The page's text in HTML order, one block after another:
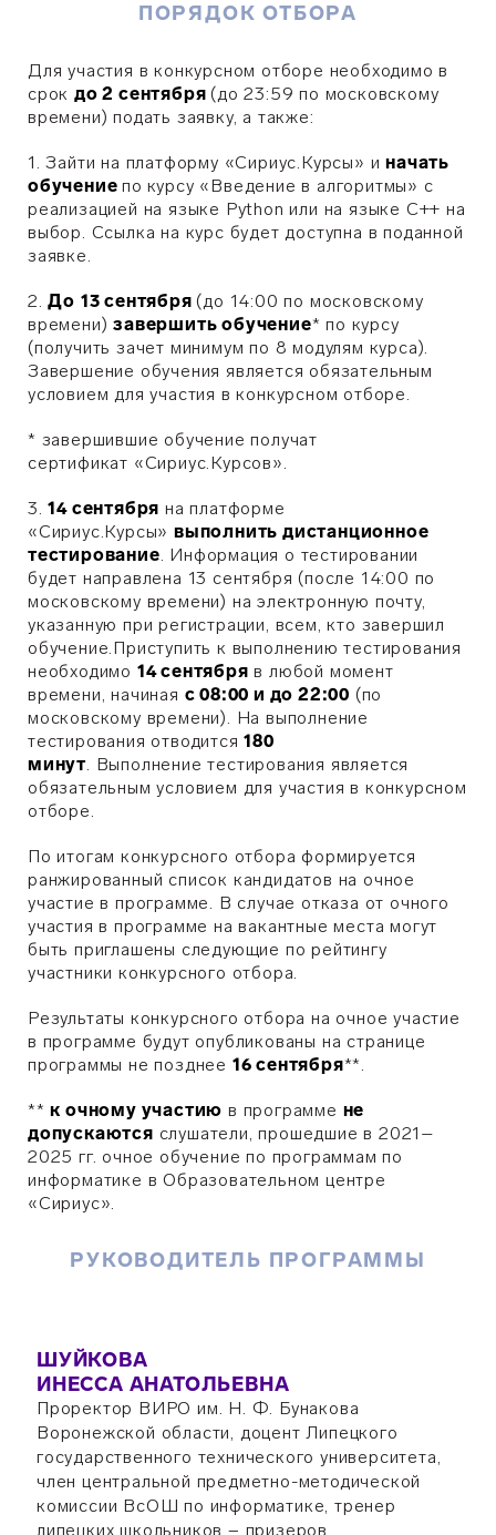
ПОРЯДОК ОТБОРА
Для участия в конкурсном отборе необходимо в
срок до 2 сентября (до 23:59 по московскому
времени) подать заявку, а также:
1. Зайти на платформу «Сириус.Курсы» иначать
обучениепо курсу «Введение в алгоритмы» с
реализацией на языке Python или на языке C++ на
выбор. Ссылка на курс будет доступна в поданной
заявке.
2.До 13сентября (до 14:00 по московскому
времени)завершить обучение* по курсу
(получить зачет минимум по 8 модулям курса).
Завершение обучения является обязательным
условием для участия в конкурсном отборе.
* завершившие обучениеполучат
сертификат «Сириус.Курсов».
3.14 сентября на платформе
«Сириус.Курсы»выполнить дистанционное
тестирование. Информация о тестировании
будет направлена 13 сентября (после 14:00 по
московскому времени) на электронную почту,
указанную при регистрации, всем, кто завершил
обучение.Приступить к выполнению тестирования
необходимо 14 сентября в любой момент
времени, начиная с 08:00 и до 22:00 (по
московскому времени). На выполнение
тестирования отводится180
минут. Выполнение тестирования является
обязательным условием для участия в конкурсном
отборе.
По итогам конкурсного отбора формируется
ранжированный список кандидатов на очное
участие в программе. В случае отказа от очного
участия в программе на вакантные места могут
быть приглашены следующие по рейтингу
участники конкурсного отбора.
Результаты конкурсного отбора на очное участие
в программе будут опубликованы на странице
программы не позднее 16 сентября**.
** к очному участию в программе не
допускаются слушатели, прошедшие в 2021–
2025 гг. очное обучение по программам по
информатике в Образовательном центре
«Сириус».
РУКОВОДИТЕЛЬ ПРОГРАММЫ
ШУЙКОВА
ИНЕССА АНАТОЛЬЕВНА
Проректор ВИРО им. Н. Ф. Бунакова
Воронежской области, доцент Липецкого
государственного технического университета,
член центральной предметно-методической
комиссии ВсОШ по информатике, тренер
липецких школьников − призеров